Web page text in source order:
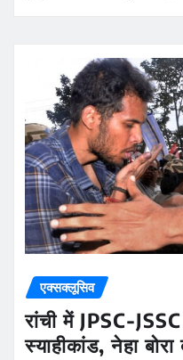
एक्सक्लूसिव
रांची में JPSC-
स्याहीकांड, नेहा